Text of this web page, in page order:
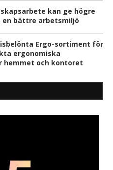
kan ge högre
bättre arbetsmiljö
Ergo-sortiment för
ergonomiska
hemmet och kontoret